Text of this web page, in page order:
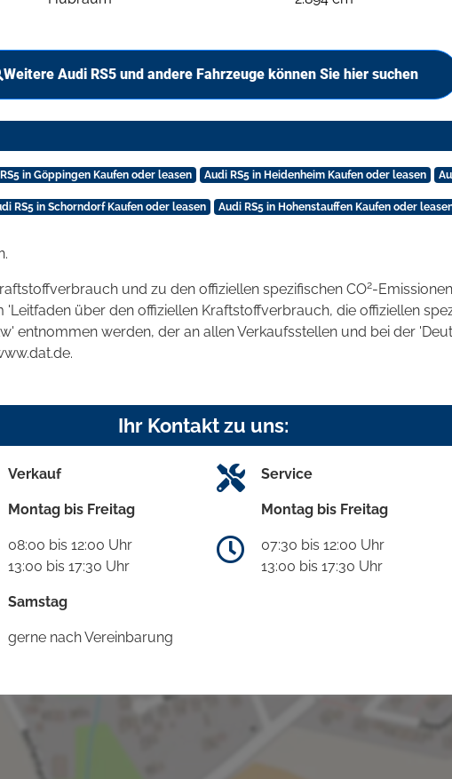
Weitere Audi RS5 und andere Fahrzeuge können Sie hier suchen
in Göppingen Kaufen oder leasen Audi RS5 in Heidenheim Kaufen oder leasen
RS5 in Schorndorf Kaufen oder leasen Audi RS5 in Hohenstauffen Kaufen oder
und zu den offiziellen spezifischen CO2-
über den offiziellen Kraftstoffverbrauch, die offiziellen
entnommen werden, der an allen Verkaufsstellen und bei der
Ihr Kontakt zu uns:
Verkauf
Montag bis Freitag
08:00 bis 12:00 Uhr
13:00 bis 17:30 Uhr
Samstag
gerne nach Vereinbarung
Service
Montag bis Freitag
07:30 bis 12:00 Uhr
13:00 bis 17:30 Uhr